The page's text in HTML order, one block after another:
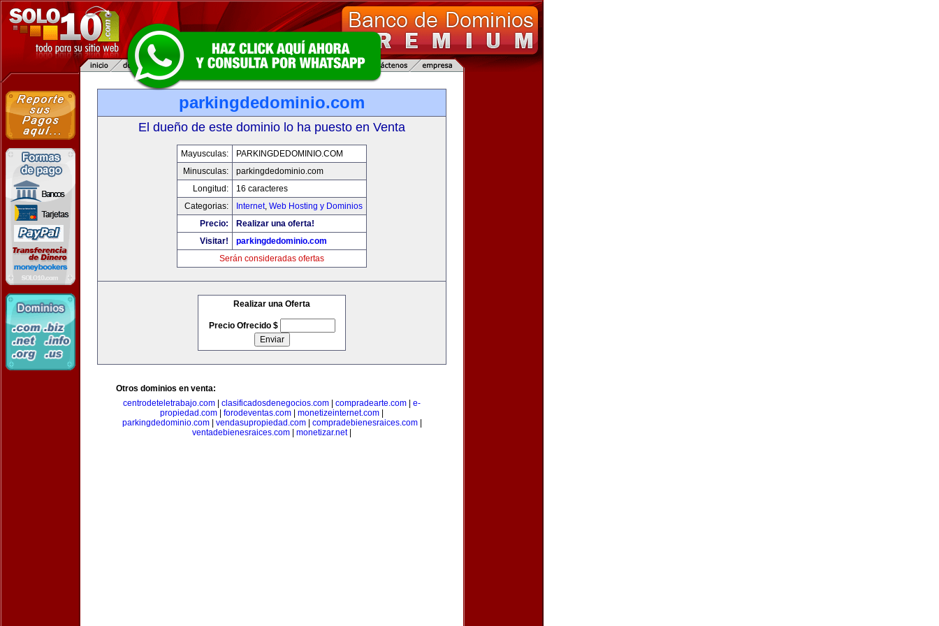
parkingdedominio.com
El dueño de este dominio lo ha puesto en Venta
Mayusculas:
PARKINGDEDOMINIO.COM
Minusculas:
parkingdedominio.com
Longitud:
16 caracteres
Categorias:
Internet, Web Hosting y Dominios
Precio:
Realizar una oferta!
Visitar!
parkingdedominio.com
Serán consideradas ofertas
Realizar una Oferta
Precio Ofrecido $
Otros dominios en venta:
centrodeteletrabajo.com
clasificadosdenegocios.com compradearte.com
e-
propiedad.com
forodeventas.com monetizeinternet.com
parkingdedominio.com| vendasupropiedad.com| compradebienesraices.com|
ventadebienesraices.com
monetizar.net|